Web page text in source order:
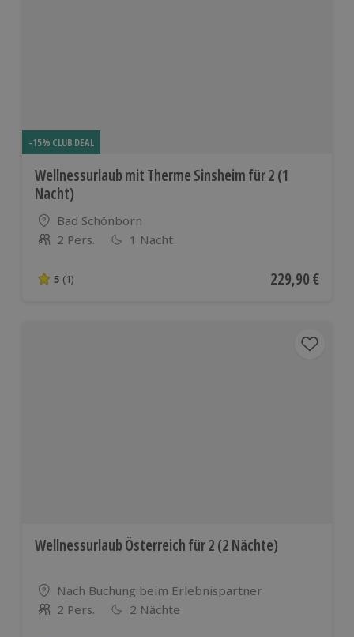
-15% CLUB DEAL
Wellnessurlaub mit Therme Sinsheim für 2 (1
Nacht)
Standort
Bad Schönborn
Anzahl der Teilnehmer
2 Pers. 1 Nacht
5 von 5 Sternen basierend auf 1 Bewertungen
5 (1) Aktueller Preis
229,90 €
Wellnessurlaub Österreich für 2 (2 Nächte)
Standort
Nach Buchung beim Erlebnispartner
Anzahl der Teilnehmer
2 Pers. 2 Nächte